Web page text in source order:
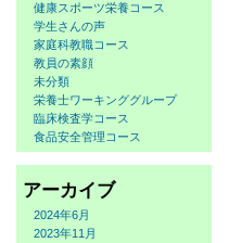
健康スポーツ栄養コース
学生さんの声
家庭科教職コース
教員の素顔
未分類
栄養士ワーキンググループ
臨床検査学コース
食品安全管理コース
アーカイブ
2024年6月
2023年11月